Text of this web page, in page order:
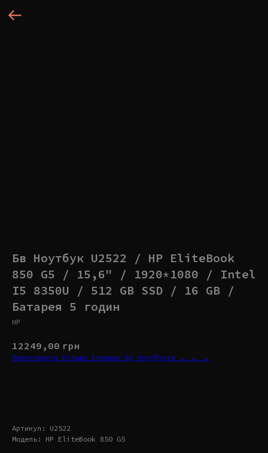
Бв Ноутбук U2522 / HP EliteBook
850 G5 / 15,6" / 1920*1080 / Intel
I5 8350U / 512 GB SSD / 16 GB /
Батарея 5 годин
HP
12249,00 грн
Переглянути більше Ігрових Бу Ноутбуків → → →
Артикул: U2522
Модель: HP EliteBook 850 G5